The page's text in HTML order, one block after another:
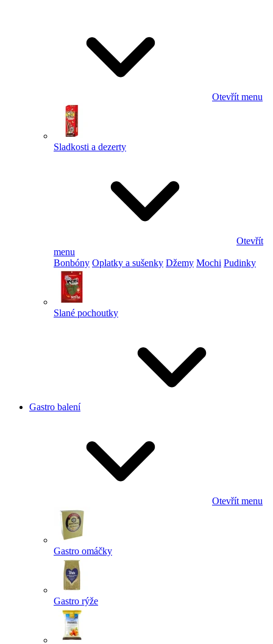
Otevřít menu
Sladkosti a dezerty
Otevřít
menu
Bonbóny Oplatky a sušenky Džemy Mochi Pudinky
Slané pochoutky
Gastro balení
Otevřít menu
Gastro omáčky
Gastro rýže